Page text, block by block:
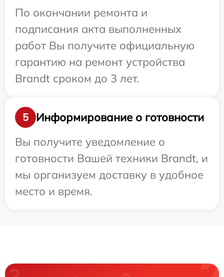
По окончании ремонта и
подписания акта выполненных
работ Вы получите официальную
гарантию на ремонт устройства
Brandt сроком до 3 лет.
5
Информирование о готовности
Вы получите уведомление о
готовности Вашей техники Brandt, и
мы организуем доставку в удобное
место и время.